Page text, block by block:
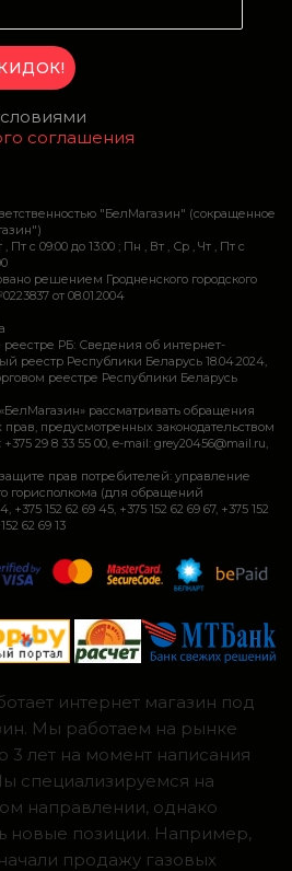
соглашения
"БелМагазин" (сокращенное
c 09:00 до 13:00 ; Пн , Вт , Ср , Чт , Пт c
решением Гродненского городского
от 08.01.2004
реестре РБ: Сведения об интернет-
реестр Республики Беларусь 18.04.2024,
реестре Республики Беларусь
рассматривать обращения
предусмотренных законодательством
29 8 33 55 00, e-mail: grey20456@mail.ru,
прав потребителей: управление
горисполкома (для обращений
+375 152 62 69 45, +375 152 62 69 67, +375 152
62 69 13
интернет магазин под
Мы работаем на рынке
3 лет на момент написания
специализируемся на
направлении, однако
новые позиции. Например,
продажу газовых